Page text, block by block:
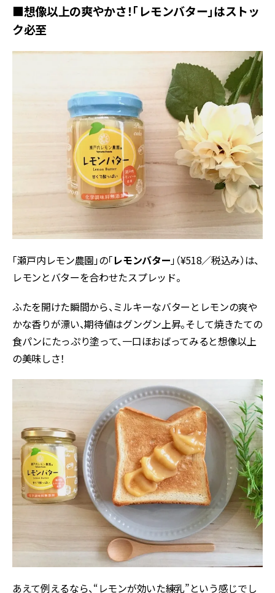
■想像以上の爽やかさ！「レモンバター」はストッ
ク必至
「瀬戸内レモン農園」の「レモンバター」（¥518／税込み）は、
レモンとバターを合わせたスプレッド。
ふたを開けた瞬間から、ミルキーなバターとレモンの爽や
かな香りが漂い、期待値はグングン上昇。そして焼きたての
食パンにたっぷり塗って、一口ほおばってみると想像以上
の美味しさ！
あえて例えるなら、“レモンが効いた練乳”という感じでし